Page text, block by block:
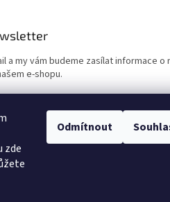
zde
Odmítnout
a my vám budeme zasílat informace o
e-shopu.
souhlasíte s